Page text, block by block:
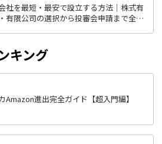
社を最短・最安で設立する方法｜株式有
有限公司の選択から投審会申請まで全ス
キング
Amazon進出完全ガイド【超入門編】